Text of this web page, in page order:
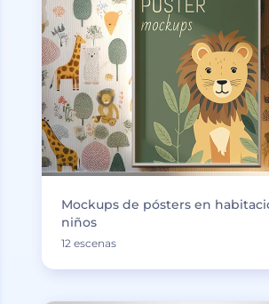
Mockups de pósters en
niños
12 escenas